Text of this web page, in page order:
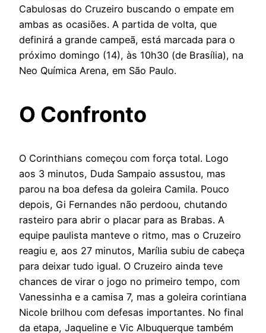
Cabulosas do Cruzeiro buscando o empate em
ambas as ocasiões. A partida de volta, que
definirá a grande campeã, está marcada para o
próximo domingo (14), às 10h30 (de Brasília), na
Neo Química Arena, em São Paulo.
O Confronto
O Corinthians começou com força total. Logo
aos 3 minutos, Duda Sampaio assustou, mas
parou na boa defesa da goleira Camila. Pouco
depois, Gi Fernandes não perdoou, chutando
rasteiro para abrir o placar para as Brabas. A
equipe paulista manteve o ritmo, mas o Cruzeiro
reagiu e, aos 27 minutos, Marília subiu de cabeça
para deixar tudo igual. O Cruzeiro ainda teve
chances de virar o jogo no primeiro tempo, com
Vanessinha e a camisa 7, mas a goleira corintiana
Nicole brilhou com defesas importantes. No final
da etapa, Jaqueline e Vic Albuquerque também